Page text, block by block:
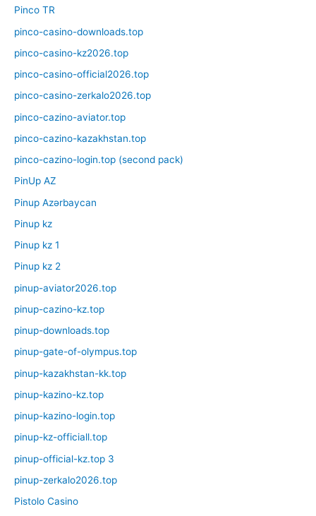
Pinco TR
pinco-casino-downloads.top
pinco-casino-kz2026.top
pinco-casino-official2026.top
pinco-casino-zerkalo2026.top
pinco-cazino-aviator.top
pinco-cazino-kazakhstan.top
pinco-cazino-login.top (second pack)
PinUp AZ
Pinup Azərbaycan
Pinup kz
Pinup kz 1
Pinup kz 2
pinup-aviator2026.top
pinup-cazino-kz.top
pinup-downloads.top
pinup-gate-of-olympus.top
pinup-kazakhstan-kk.top
pinup-kazino-kz.top
pinup-kazino-login.top
pinup-kz-officiall.top
pinup-official-kz.top 3
pinup-zerkalo2026.top
Pistolo Casino